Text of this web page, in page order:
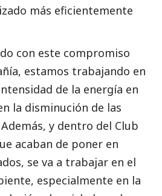
más eficientemente
con este compromiso
estamos trabajando en
de la energía en
la disminución de las
y dentro del Club
acaban de poner en
se va a trabajar en el
especialmente en la